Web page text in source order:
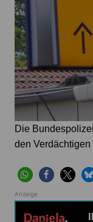
Die
den Verdächtigen
Anzeige